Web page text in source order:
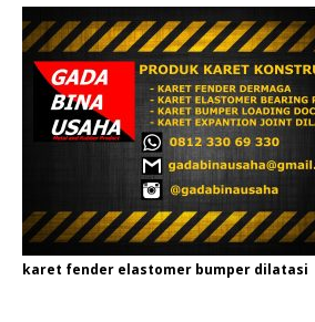
karet fender elastomer bumper dilatasi